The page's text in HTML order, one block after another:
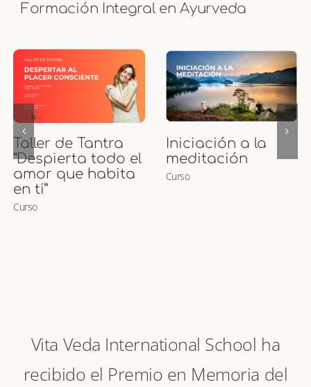
Formación Integral en Ayurveda
Curso de Puntos
Marma
Curso
Curso Presencial
de Maternidad
Ayurveda y
Vita Veda International School ha